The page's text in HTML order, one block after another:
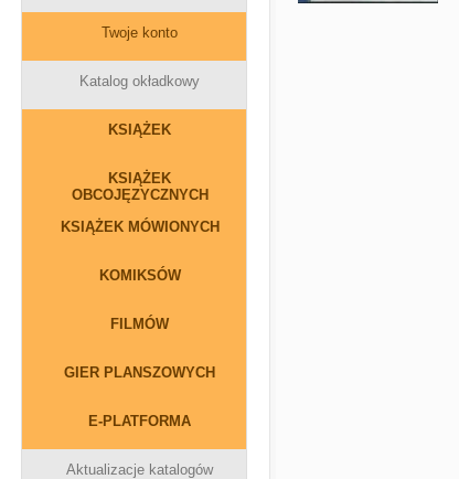
Twoje konto
Katalog okładkowy
KSIĄŻEK
KSIĄŻEK
OBCOJĘZYCZNYCH
KSIĄŻEK MÓWIONYCH
KOMIKSÓW
FILMÓW
GIER PLANSZOWYCH
E-PLATFORMA
Aktualizacje katalogów